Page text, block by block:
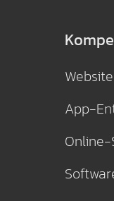
App-
Online-